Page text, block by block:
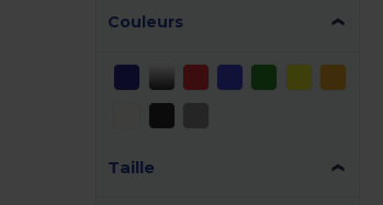
Couleurs
Taille